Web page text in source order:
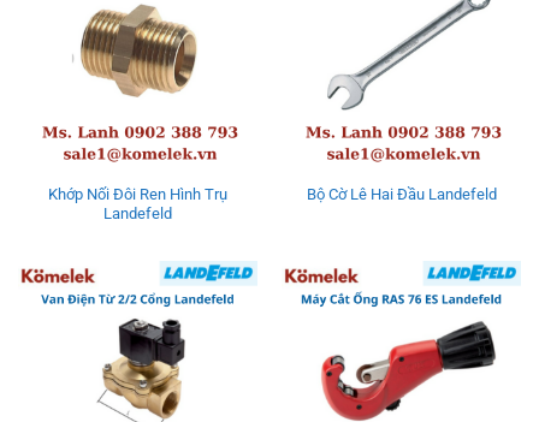
Khớp Nối Đôi Ren Hình Trụ
Landefeld
Bộ Cờ Lê Hai Đầu Landefeld